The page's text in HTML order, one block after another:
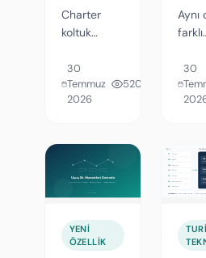
Charter
koltuk
bacak
bazında
tutan,
fiyatı
güncelleyen
ve alt
kontrollü
kontenjan
30
Temmuz
2026
520
Aynı
farklı
tesis
30
YENI
ÖZELLIK